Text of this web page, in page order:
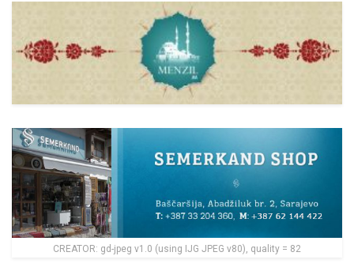
CREATOR: gd-jpeg v1.0 (using IJG JPEG v80), quality = 82